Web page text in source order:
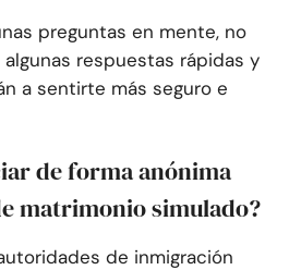
preguntas en mente, no
respuestas rápidas y
a sentirte más seguro e
de forma anónima
matrimonio simulado?
de inmigración